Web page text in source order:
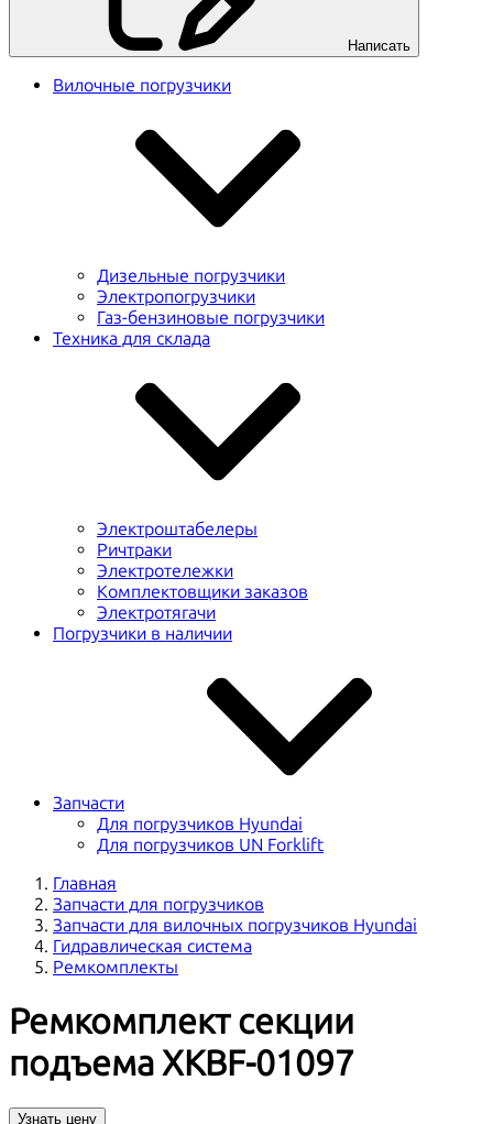
Написать
Вилочные погрузчики
Дизельные погрузчики
Электропогрузчики
Газ-бензиновые погрузчики
Техника для склада
Электроштабелеры
Ричтраки
Электротележки
Комплектовщики заказов
Электротягачи
Погрузчики в наличии
Запчасти
Для погрузчиков Hyundai
Для погрузчиков UN Forklift
Главная
Запчасти для погрузчиков
Запчасти для вилочных погрузчиков Hyundai
Гидравлическая система
Ремкомплекты
Ремкомплект секции
подъема XKBF-01097
Узнать цену